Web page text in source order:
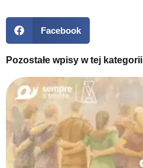
Facebook
Pozostałe wpisy w tej kategorii